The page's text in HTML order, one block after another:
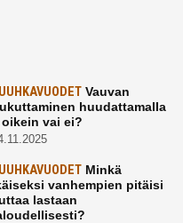
Vauvan
huudattamalla
oikein vai ei?
Minkä
vanhempien pitäisi
lastaan